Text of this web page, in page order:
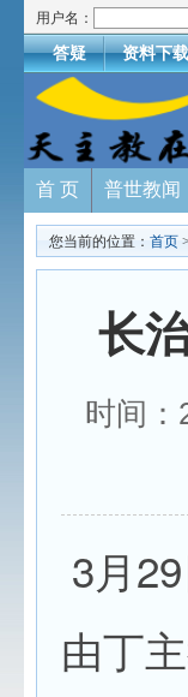
用户名：
答疑 资料下载
首 页 普世教闻
您当前的位置： 首页
长
时间
3月 29
由丁